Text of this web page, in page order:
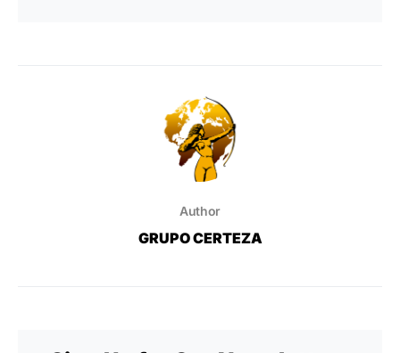
Author
GRUPO CERTEZA